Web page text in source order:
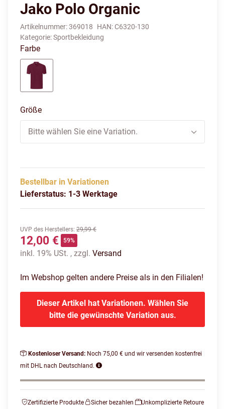
Jako Polo Organic
Artikelnummer:369018 HAN:C6320-130
Kategorie:Sportbekleidung
Farbe
Größe
Bitte wählen Sie eine Variation.
Bestellbar in Variationen
Lieferstatus: 1-3 Werktage
UVP des Herstellers: 29,99 €
12,00 € 59%
inkl. 19% USt. , zzgl. Versand
Im Webshop gelten andere Preise als in den Filialen!
Dieser Artikel hat Variationen. Wählen Sie
bitte die gewünschte Variation aus.
Kostenloser Versand: Noch 75,00 € und wir versenden kostenfrei
mit DHL nach Deutschland.
Zertifizierte Produkte Sicher bezahlen Unkomplizierte Retoure